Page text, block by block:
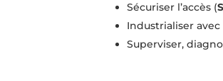
Sécuriser l’accès (
Industrialiser avec
Superviser,